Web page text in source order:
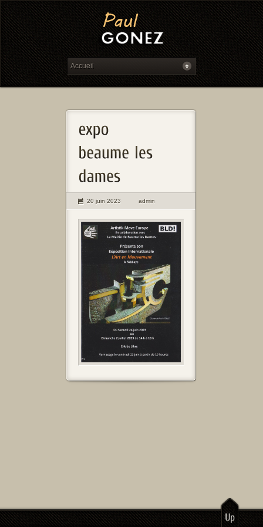
20 juin 2023 admin